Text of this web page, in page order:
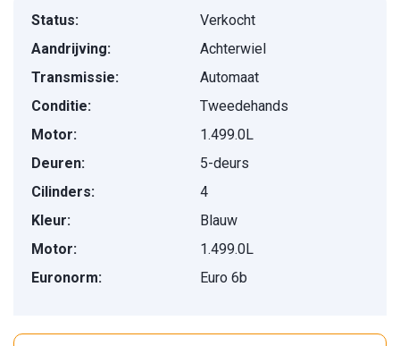
Status:
Verkocht
Aandrijving:
Achterwiel
Transmissie:
Automaat
Conditie:
Tweedehands
Motor:
1.499.0L
Deuren:
5-deurs
Cilinders:
4
Kleur:
Blauw
Motor:
1.499.0L
Euronorm:
Euro 6b